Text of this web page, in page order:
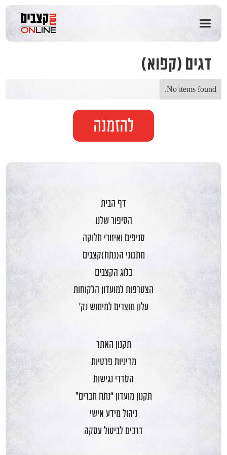
שִׂים
בְּאֲתָר
זֶה
הַמְּסַיַּעַת
דגים (קפוא)
No items found.
להזמנה
דף הבית
הסיפור שלנו
סניפים ואיזורי חלוקה
מתכוני ה(נתח)קצבים
בלוג הקצבים
הצטרפות למועדון הלקוחות
עלון מוצרים למימוש נק'
תקנון האתר
מדיניות פרטיות
הסדרי נגישות
תקנון מועדון “נתח חברים”
ניהול מידע אישי
דרכים לביטול עסקה